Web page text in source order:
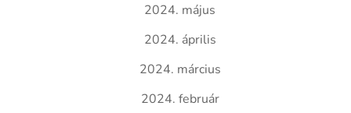
2024. május
2024. április
2024. március
2024. február